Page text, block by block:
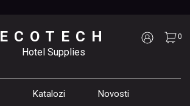
Katalozi Novosti
ECOTECH
Hotel Supplies
0